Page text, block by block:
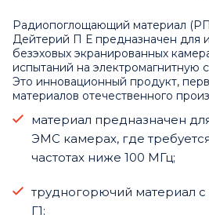
Радиопоглощающий материал
Дейтерий П Е предназначен для
безэховых экранированных
испытаний на электромагнитную
Это инновационный продукт,
материалов отечественного
материал предназначен
ЭМС камерах, где
частотах ниже 100 МГц;
трудногорючий материал
Г1;